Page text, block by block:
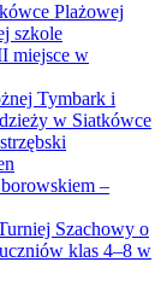
Plażowej
szkole
miejsce w
Tymbark i
w Siatkówce
–
Szachowy o
klas 4–8 w